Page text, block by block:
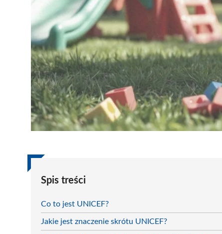
Spis treści
Co to jest UNICEF?
Jakie jest znaczenie skrótu UNICEF?